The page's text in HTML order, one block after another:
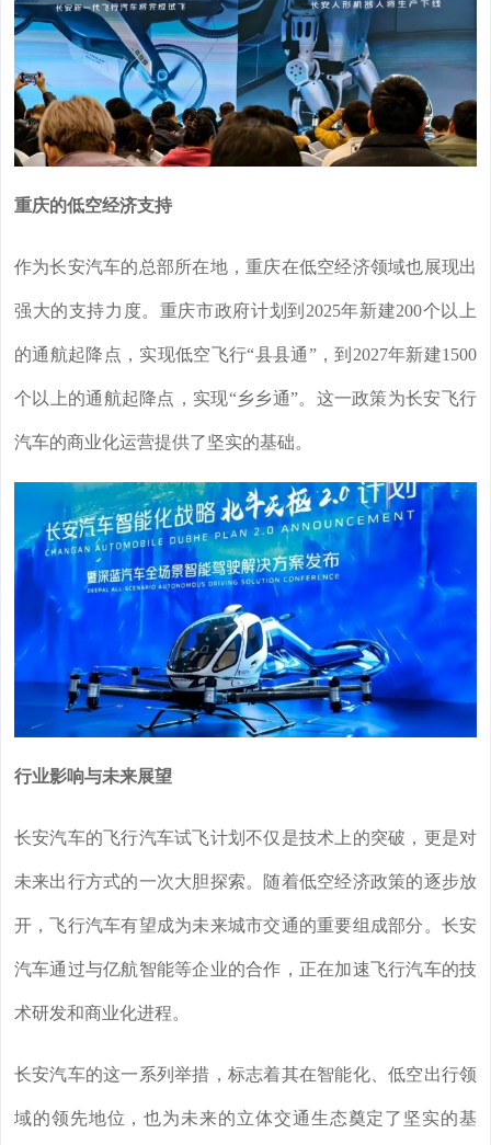
重庆的低空经济支持
作为长安汽车的总部所在地，重庆在低空经济领域也展现出
强大的支持力度。重庆市政府计划到2025年新建200个以上
的通航起降点，实现低空飞行“县县通”，到2027年新建1500
个以上的通航起降点，实现“乡乡通”。这一政策为长安飞行
汽车的商业化运营提供了坚实的基础。
行业影响与未来展望
长安汽车的飞行汽车试飞计划不仅是技术上的突破，更是对
未来出行方式的一次大胆探索。随着低空经济政策的逐步放
开，飞行汽车有望成为未来城市交通的重要组成部分。长安
汽车通过与亿航智能等企业的合作，正在加速飞行汽车的技
术研发和商业化进程。
长安汽车的这一系列举措，标志着其在智能化、低空出行领
域的领先地位，也为未来的立体交通生态奠定了坚实的基